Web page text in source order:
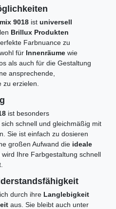
9018 ist universell
Brillux Produkten
Farbnuance zu
für Innenräume wie
als auch für die Gestaltung
ansprechende,
erzielen.
ist besonders
schnell und gleichmäßig mit
Sie ist einfach zu dosieren
großen Aufwand die ideale
Ihre Farbgestaltung schnell
durch ihre Langlebigkeit
aus. Sie bleibt auch unter